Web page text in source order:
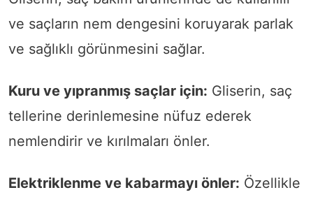
ve saçların nem dengesini koruyarak parlak
ve sağlıklı görünmesini sağlar.
Kuru ve yıpranmış saçlar için: Gliserin, saç
tellerine derinlemesine nüfuz ederek
nemlendirir ve kırılmaları önler.
Elektriklenme ve kabarmayı önler: Özellikle